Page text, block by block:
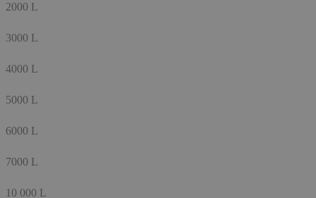
2000 L
3000 L
4000 L
5000 L
6000 L
7000 L
10 000 L